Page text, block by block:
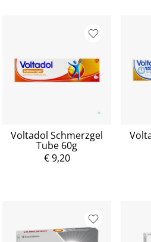
Voltadol Schmerzgel
Tube 60g
€ 9,20